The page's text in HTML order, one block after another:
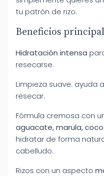
tu patrón de rizo.
Beneficios
Hidratación intensa
resecarse.
Limpieza suave: ayuda a
resecar.
Fórmula cremosa con
aguacate, marula, coco
hidratar de forma
cabelludo.
Rizos con un aspecto